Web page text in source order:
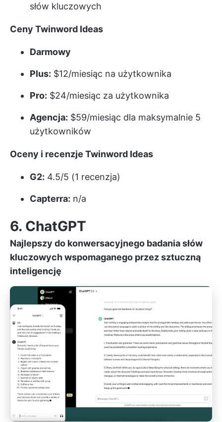
słów kluczowych
Ceny Twinword Ideas
Darmowy
Plus: $12/miesiąc na użytkownika
Pro: $24/miesiąc za użytkownika
Agencja: $59/miesiąc dla maksymalnie 5
użytkowników
Oceny i recenzje Twinword Ideas
G2: 4.5/5 (1 recenzja)
Capterra: n/a
6. ChatGPT
Najlepszy do konwersacyjnego badania słów
kluczowych wspomaganego przez sztuczną
inteligencję